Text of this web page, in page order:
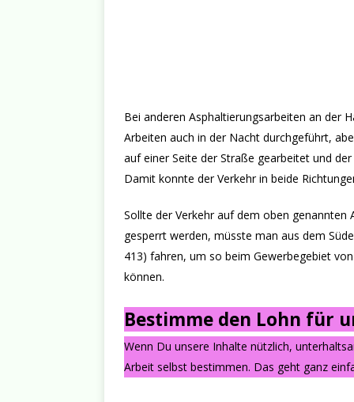
Bei anderen Asphaltierungsarbeiten an der
Arbeiten auch in der Nacht durchgeführt,
auf einer Seite der Straße gearbeitet und
Damit konnte der Verkehr in beide
Sollte der Verkehr auf dem oben
gesperrt werden, müsste man aus dem
413) fahren, um so beim Gewerbegebiet
können.
Bestimme den Lohn für
Wenn Du unsere Inhalte nützlich,
Arbeit selbst bestimmen. Das geht ganz